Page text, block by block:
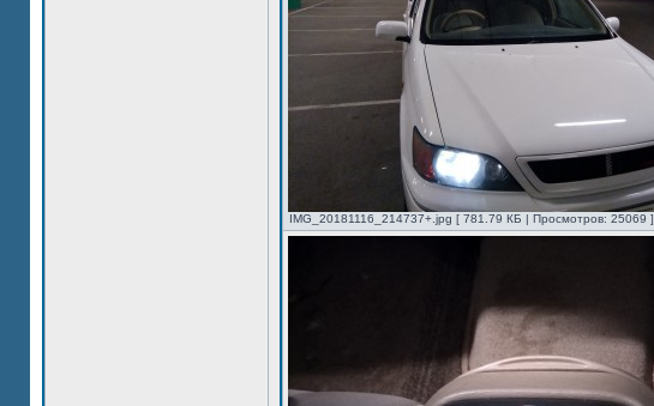
IMG_20181116_214737+.jpg [ 781.79 КБ | Просмотров: 25069 ]